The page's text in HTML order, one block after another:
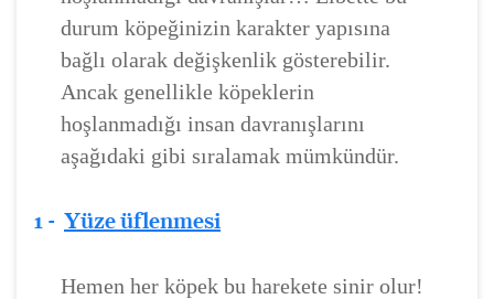
durum köpeğinizin karakter yapısına
bağlı olarak değişkenlik gösterebilir.
Ancak genellikle köpeklerin
hoşlanmadığı insan davranışlarını
aşağıdaki gibi sıralamak mümkündür.
1 - Yüze üflenmesi
Hemen her köpek bu harekete sinir olur!